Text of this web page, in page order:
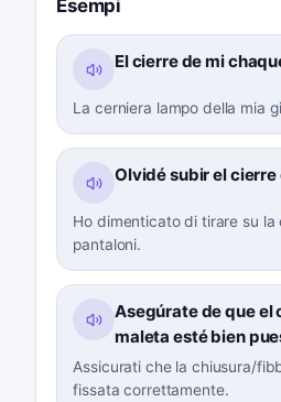
Esempi
El cierre de mi
La cerniera lampo della mia
Olvidé subir el
Ho dimenticato di tirare su la
pantaloni.
Asegúrate de que el
maleta esté bien
Assicurati che la chiusura/
fissata correttamente.